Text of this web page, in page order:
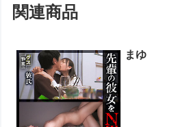
関連商品
まゆ